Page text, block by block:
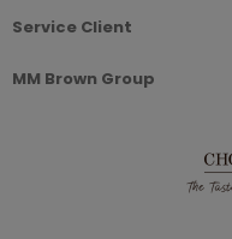
Service Client
MM Brown Group